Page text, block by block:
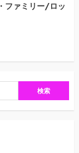
ファミリー/ロッ